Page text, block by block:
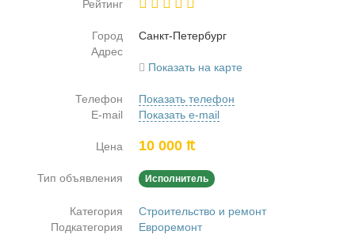
Рейтинг
Город
Санкт-Пе­тер­бург
Адрес
Показать на карте
Телефон
Показать телефон
E-mail
Показать e-mail
Цена 10 000 ₶
Тип объявления Исполнитель
Категория
Строительство и ремонт
Подкатегория
Евроремонт